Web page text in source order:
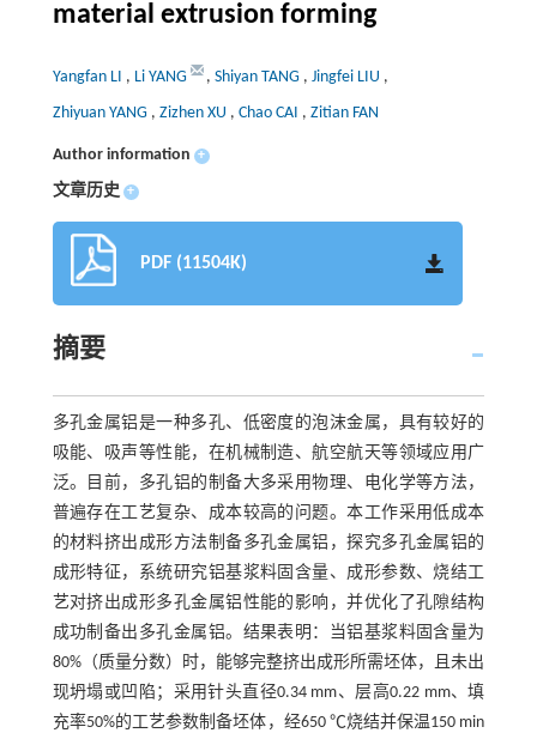
material extrusion forming
Yangfan LI , Li YANG , Shiyan TANG , Jingfei LIU ,
Zhiyuan YANG , Zizhen XU , Chao CAI , Zitian FAN
Author information +
文章历史 +
PDF (11504K)
摘要
多孔金属铝是一种多孔、低密度的泡沫金属，具有较好的
吸能、吸声等性能，在机械制造、航空航天等领域应用广
泛。目前，多孔铝的制备大多采用物理、电化学等方法，
普遍存在工艺复杂、成本较高的问题。本工作采用低成本
的材料挤出成形方法制备多孔金属铝，探究多孔金属铝的
成形特征，系统研究铝基浆料固含量、成形参数、烧结工
艺对挤出成形多孔金属铝性能的影响，并优化了孔隙结构
成功制备出多孔金属铝。结果表明：当铝基浆料固含量为
80%（质量分数）时，能够完整挤出成形所需坯体，且未出
现坍塌或凹陷；采用针头直径0.34 mm、层高0.22 mm、填
充率50%的工艺参数制备坯体，经650 ℃烧结并保温150 min